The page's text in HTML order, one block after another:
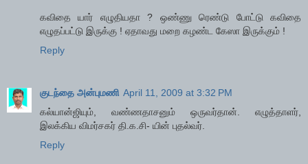
கவிதை யார் எழுதியதா ? ஒண்ணு ரெண்டு போட்டு கவிதை
எழுதப்பட்டு இருக்கு ! ஏதாவது மறை கழண்ட கேஸா இருக்கும் !
Reply
குடந்தை அன்புமணி April 11, 2009 at 3:32 PM
கல்யான்ஜியும், வண்ணதாசனும் ஒருவர்தான். எழுத்தாளர்,
இலக்கிய விமர்சகர் தி.க.சி- யின் புதல்வர்.
Reply